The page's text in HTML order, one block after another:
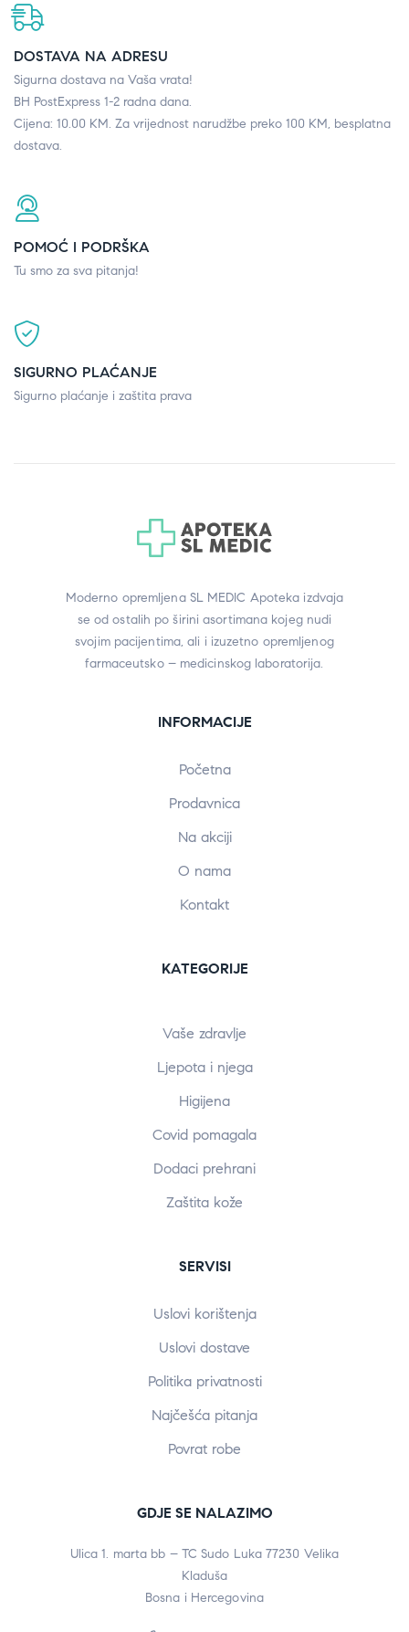
DOSTAVA NA ADRESU
Sigurna dostava na Vaša vrata!
BH PostExpress 1-2 radna dana.
Cijena: 10.00 KM. Za vrijednost narudžbe preko 100 KM, besplatna
dostava.
POMOĆ I PODRŠKA
Tu smo za sva pitanja!
SIGURNO PLAĆANJE
Sigurno plaćanje i zaštita prava
Moderno opremljena SL MEDIC Apoteka izdvaja
se od ostalih po širini asortimana kojeg nudi
svojim pacijentima, ali i izuzetno opremljenog
farmaceutsko – medicinskog laboratorija.
INFORMACIJE
Početna
Prodavnica
Na akciji
O nama
Kontakt
KATEGORIJE
Vaše zdravlje
Ljepota i njega
Higijena
Covid pomagala
Dodaci prehrani
Zaštita kože
SERVISI
Uslovi korištenja
Uslovi dostave
Politika privatnosti
Najčešća pitanja
Povrat robe
GDJE SE NALAZIMO
Ulica 1. marta bb – TC Sudo Luka 77230 Velika
Kladuša
Bosna i Hercegovina